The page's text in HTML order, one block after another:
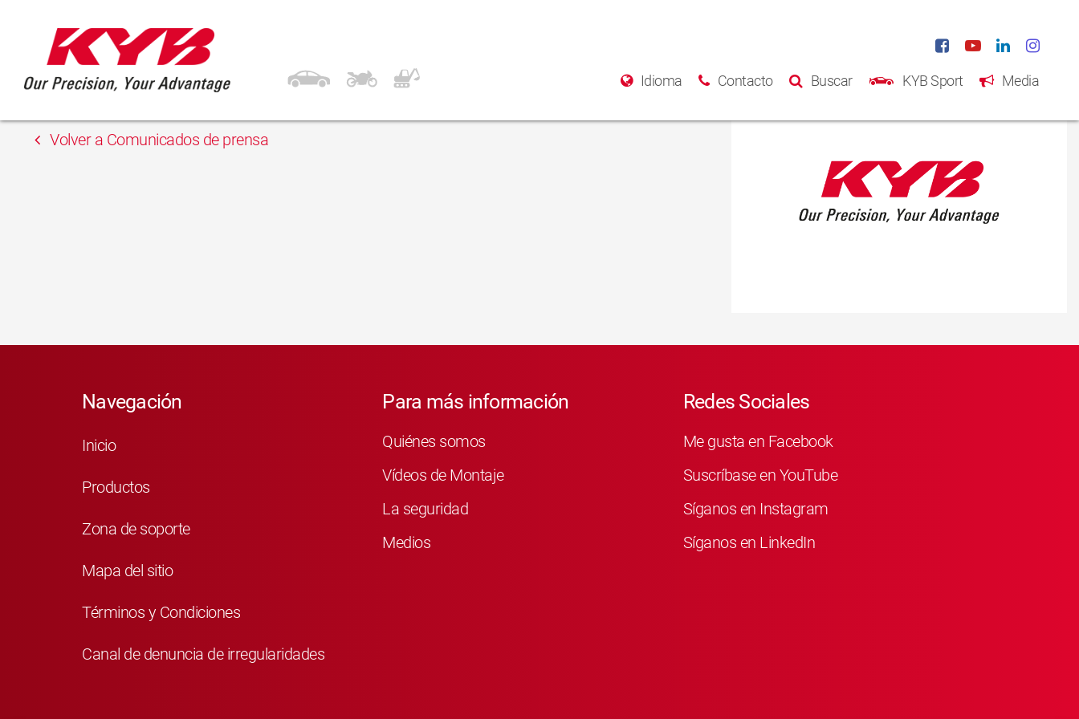
Idioma Contacto Buscar KYB Sport Media
Inter Cars
Volver a Comunicados de prensa
Navegación
Inicio
Productos
Zona de soporte
Mapa del sitio
Términos y Condiciones
Canal de denuncia de irregularidades
Para más información
Quiénes somos
Vídeos de Montaje
La seguridad
Medios
Redes Sociales
Me gusta en Facebook
Suscríbase en YouTube
Síganos en Instagram
Síganos en LinkedIn